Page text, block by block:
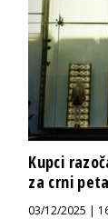
Kupci
za crni
03/12/2025 |